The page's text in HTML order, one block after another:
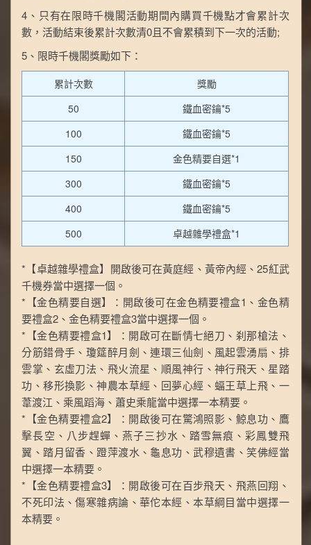
4、只有在限時千機閣活動期間內購買千機點才會累計次
數，活動結束後累計次數清0且不會累積到下一次的活動;
5、限時千機閣獎勵如下：
累計次數
獎勵
50
鐵血密鑰*5
100
鐵血密鑰*5
150
金色精要自選*1
300
鐵血密鑰*5
400
鐵血密鑰*5
500
卓越雜學禮盒*1
*【卓越雜學禮盒】開啟後可在黃庭經、黃帝內經、25紅武
千機券當中選擇一個。
*【金色精要自選】：開啟後可在金色精要禮盒1、金色精
要禮盒2、金色精要禮盒3當中選擇一個。
*【金色精要禮盒1】：開啟可在斷情七絕刀、刹那槍法、
分筋錯骨手、瓊筵醉月劍、連環三仙劍、風起雲湧扇、排
雲掌、玄虛刀法、飛火流星、順風神行、神行飛天、星踏
功、移形換影、神農本草經、回夢心經、蝠王草上飛、一
葦渡江、乘風蹈海、蕭史乘龍當中選擇一本精要。
*【金色精要禮盒2】：開啟後可在驚鴻照影、鯨息功、鷹
擊長空、八步趕蟬、燕子三抄水、踏雪無痕、彩鳳雙飛
翼、踏月留香、蹬萍渡水、龜息功、武穆遺書、笑佛經當
中選擇一本精要。
*【金色精要禮盒3】：開啟後可在百步飛天、飛燕回翔、
不死印法、傷寒雜病論、華佗本經、本草綱目當中選擇一
本精要。